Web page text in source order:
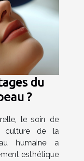
du
?
le soin de
culture de la
humaine a
esthétique